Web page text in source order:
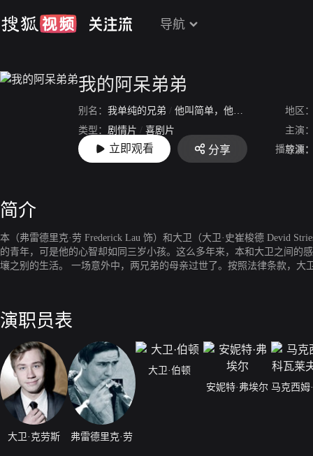
导航
我的阿呆弟弟
别名： 我单纯的兄弟 / 他叫简单，他是我兄弟(台) /他
地区
类型： 剧情片 / 喜剧片
主演
上映： 2017-06-18 导演
立即观看 分享 播放源
简介
本（弗雷德里克·劳 Frederick Lau 饰）和大卫（大卫·史崔梭德 Devid
的青年，可是他的心智却如同三岁小孩。这么多年来，本和大卫之间的
壤之别的生活。 一场意外中，两兄弟的母亲过世了。按照法律条款，
演职员表
大卫·克劳斯 弗雷德里克·劳
大卫·伯顿
安妮特·弗埃尔